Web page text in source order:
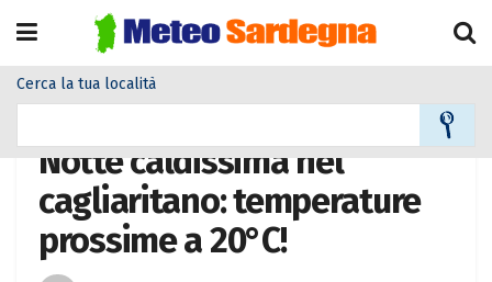
Cerca la tua località
Notte caldissima nel
cagliaritano: temperature
prossime a 20°C!